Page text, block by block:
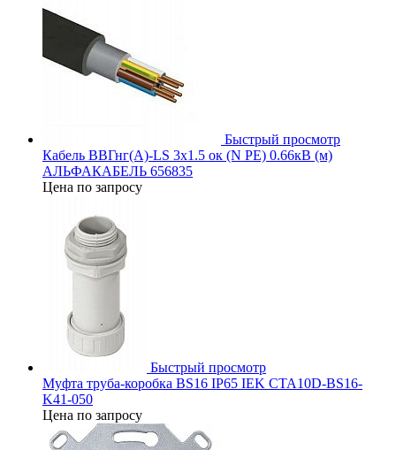
Быстрый просмотр
Кабель ВВГнг(А)-LS 3х1.5 ок (N PE) 0.66кВ (м)
АЛЬФАКАБЕЛЬ 656835
Цена по запросу
Быстрый просмотр
Муфта труба-коробка BS16 IP65 IEK CTA10D-BS16-
K41-050
Цена по запросу